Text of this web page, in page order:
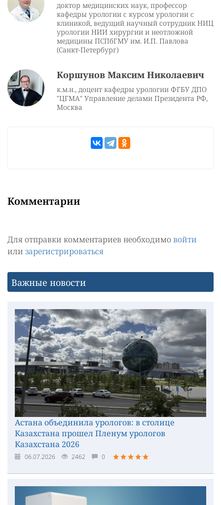
доктор медицинских наук, профессор
кафедры урологии с курсом урологии с
клиникой, ведущий научный сотрудник НИЦ
урологии НИИ хирургии и неотложной
медицины ПСПбГМУ им. И.П. Павлова
(Санкт-Петербург)
Коршунов Максим Николаевич
к.м.н., доцент кафедры урологии ФГБУ ДПО
"ЦГМА" Управление делами Президента РФ,
Москва
Комментарии
Для отправки комментариев необходимо войти
или зарегистрироваться
Важные новости
Астана объединила урологов: в столице
Казахстана прошел Пленум урологов
Казахстана 2026
06.07.2026 2462 0